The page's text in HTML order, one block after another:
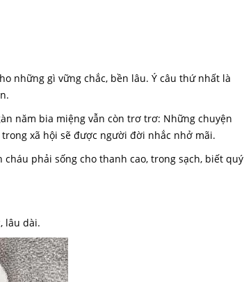
gì vững chắc, bền lâu. Ý câu thứ nhất là
năm bia miệng vẫn còn trơ trơ: Những chuyện
xã hội sẽ được người đời nhắc nhở mãi.
phải sống cho thanh cao, trong sạch, biết quý
lâu dài.